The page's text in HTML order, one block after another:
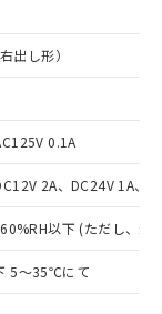
出し形）
0.1A
2A、DC24V 1A、
以下 (ただし、氷
5～35℃にて